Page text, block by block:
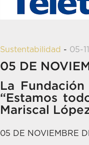
Sustentabilidad - 05-
05 DE
La
“Estamos
Mariscal
05 DE NOVIEMBRE